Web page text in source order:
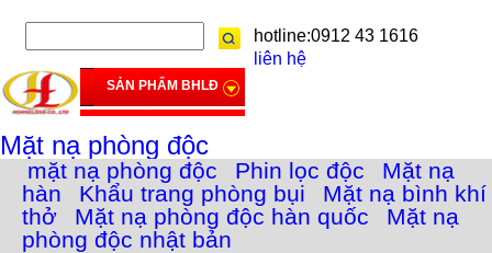
hotline:0912 43 1616
liên hệ
SẢN PHẨM BHLĐ
Mặt nạ phòng độc
mặt nạ phòng độc Phin lọc độc
Mặt nạ
hàn
Khẩu trang phòng bụi
Mặt nạ bình khí
thở
Mặt nạ phòng độc hàn quốc
Mặt nạ
phòng độc nhật bản